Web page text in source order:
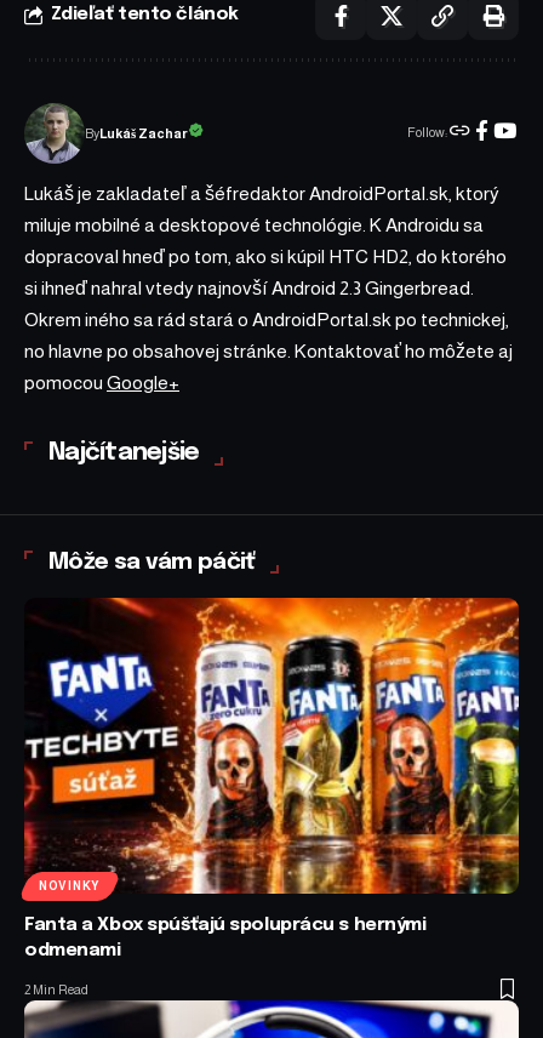
Zdieľať tento článok
ByLukáš Zachar Follow:
Lukáš je zakladateľ a šéfredaktor AndroidPortal.sk, ktorý
miluje mobilné a desktopové technológie. K Androidu sa
dopracoval hneď po tom, ako si kúpil HTC HD2, do ktorého
si ihneď nahral vtedy najnovší Android 2.3 Gingerbread.
Okrem iného sa rád stará o AndroidPortal.sk po technickej,
no hlavne po obsahovej stránke. Kontaktovať ho môžete aj
pomocou Google+
Najčítanejšie
Môže sa vám páčiť
NOVINKY
Fanta a Xbox spúšťajú spoluprácu s hernými
odmenami
2 Min Read